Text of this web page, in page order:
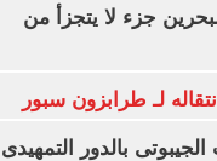
جزء لا يتجزأ من
لـ طرابزون سبور
بالدور التمهيدى